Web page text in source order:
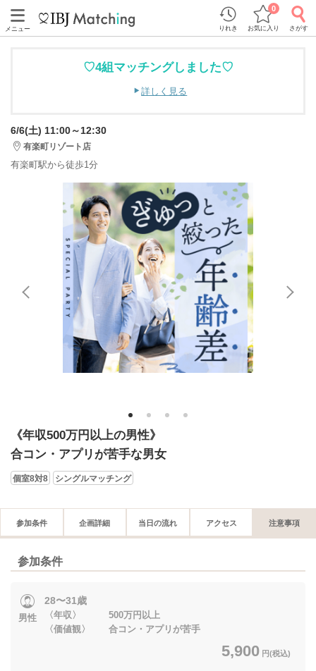
メニュー りれき お気に入り
0
さがす
♡4組マッチングしました♡
詳しく見る
6/6(土) 11:00～12:30
有楽町リゾート店
有楽町駅から徒歩1分
1 2 3 4
《年収500万円以上の男性》
合コン・アプリが苦手な男女
個室8対8 シングルマッチング
参加条件 企画詳細 当日の流れ アクセス 注意事項
参加条件
男性
28〜31歳
〈年収〉 500万円以上
〈価値観〉 合コン・アプリが苦手
5,900 円(税込)